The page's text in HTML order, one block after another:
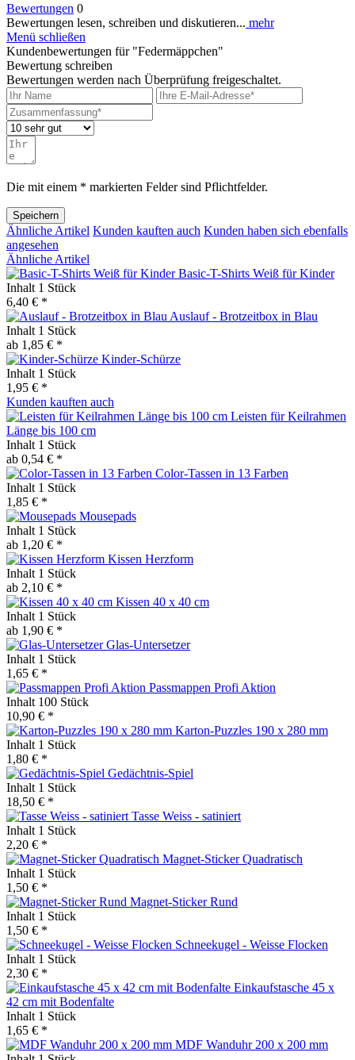
Bewertungen 0
Bewertungen lesen, schreiben und diskutieren... mehr
Menü schließen
Kundenbewertungen für "Federmäppchen"
Bewertung schreiben
Bewertungen werden nach Überprüfung freigeschaltet.
Die mit einem * markierten Felder sind Pflichtfelder.
Speichern
Ähnliche Artikel Kunden kauften auch Kunden haben sich ebenfalls
angesehen
Ähnliche Artikel
Basic-T-Shirts Weiß für Kinder
Inhalt 1 Stück
6,40 € *
Auslauf - Brotzeitbox in Blau
Inhalt 1 Stück
ab 1,85 € *
Kinder-Schürze
Inhalt 1 Stück
1,95 € *
Kunden kauften auch
Leisten für Keilrahmen
Länge bis 100 cm
Inhalt 1 Stück
ab 0,54 € *
Color-Tassen in 13 Farben
Inhalt 1 Stück
1,85 € *
Mousepads
Inhalt 1 Stück
ab 1,20 € *
Kissen Herzform
Inhalt 1 Stück
ab 2,10 € *
Kissen 40 x 40 cm
Inhalt 1 Stück
ab 1,90 € *
Glas-Untersetzer
Inhalt 1 Stück
1,65 € *
Passmappen Profi Aktion
Inhalt 100 Stück
10,90 € *
Karton-Puzzles 190 x 280 mm
Inhalt 1 Stück
1,80 € *
Gedächtnis-Spiel
Inhalt 1 Stück
18,50 € *
Tasse Weiss - satiniert
Inhalt 1 Stück
2,20 € *
Magnet-Sticker Quadratisch
Inhalt 1 Stück
1,50 € *
Magnet-Sticker Rund
Inhalt 1 Stück
1,50 € *
Schneekugel - Weisse Flocken
Inhalt 1 Stück
2,30 € *
Einkaufstasche 45 x
42 cm mit Bodenfalte
Inhalt 1 Stück
1,65 € *
MDF Wanduhr 200 x 200 mm